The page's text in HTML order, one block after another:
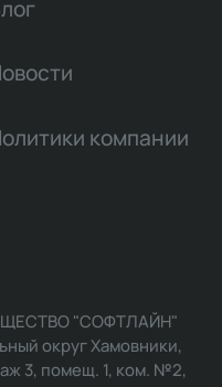
компании
"СОФТЛАЙН"
округ Хамовники,
3, помещ. 1, ком. №2,